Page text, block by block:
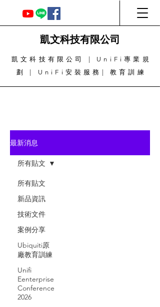
凱文科技有限公司
凱文科技有限公司 | UniFi專業規
劃 | UniFi安裝服務| 教育訓練
最新消息
所有貼文
新品資訊
技術文件
案例分享
Ubiquiti原
廠教育訓練
Unifi
Eenterprise
Conference
2026
所有貼文